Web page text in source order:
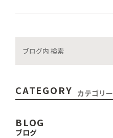
CATEGORY カテゴリー
BLOG
ブログ